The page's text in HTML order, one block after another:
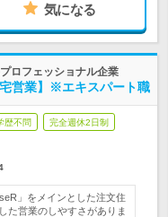
気になる
ロフェッショナル企業
営業】※エキスパート職
歴不問 完全週休2日制
」をメインとした注文住
た営業のしやすさがありま